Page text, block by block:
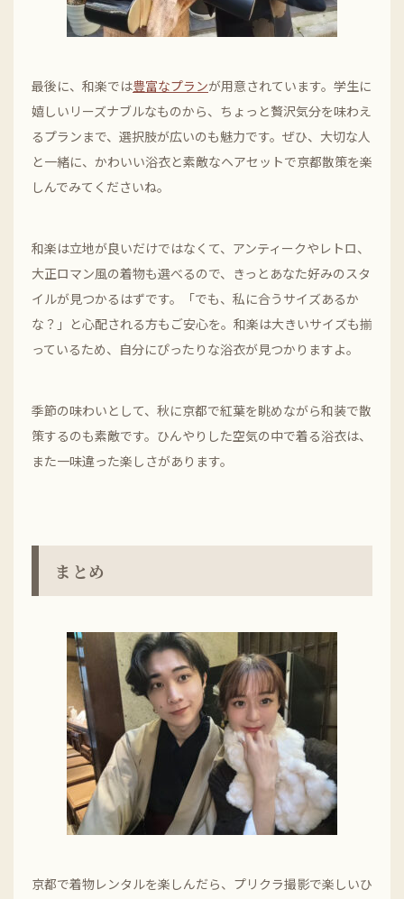
最後に、和楽では豊富なプランが用意されています。学生に
嬉しいリーズナブルなものから、ちょっと贅沢気分を味わえ
るプランまで、選択肢が広いのも魅力です。ぜひ、大切な人
と一緒に、かわいい浴衣と素敵なヘアセットで京都散策を楽
しんでみてくださいね。
和楽は立地が良いだけではなくて、アンティークやレトロ、
大正ロマン風の着物も選べるので、きっとあなた好みのスタ
イルが見つかるはずです。「でも、私に合うサイズあるか
な？」と心配される方もご安心を。和楽は大きいサイズも揃
っているため、自分にぴったりな浴衣が見つかりますよ。
季節の味わいとして、秋に京都で紅葉を眺めながら和装で散
策するのも素敵です。ひんやりした空気の中で着る浴衣は、
また一味違った楽しさがあります。
まとめ
京都で着物レンタルを楽しんだら、プリクラ撮影で楽しいひ